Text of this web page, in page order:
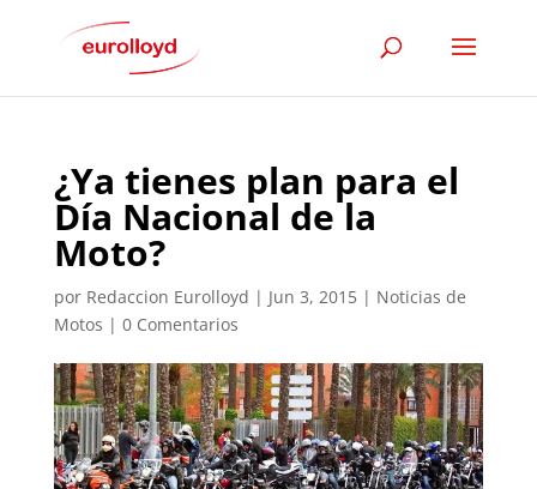
¿Ya tienes plan para el
Día Nacional de la
Moto?
por Redaccion Eurolloyd | Jun 3, 2015| Noticias de
Motos | 0 Comentarios